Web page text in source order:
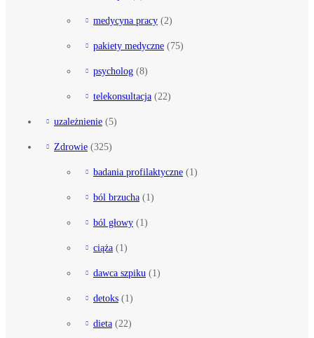
medycyna pracy (2)
pakiety medyczne (75)
psycholog (8)
telekonsultacja (22)
uzależnienie (5)
Zdrowie (325)
badania profilaktyczne (1)
ból brzucha (1)
ból głowy (1)
ciąża (1)
dawca szpiku (1)
detoks (1)
dieta (22)